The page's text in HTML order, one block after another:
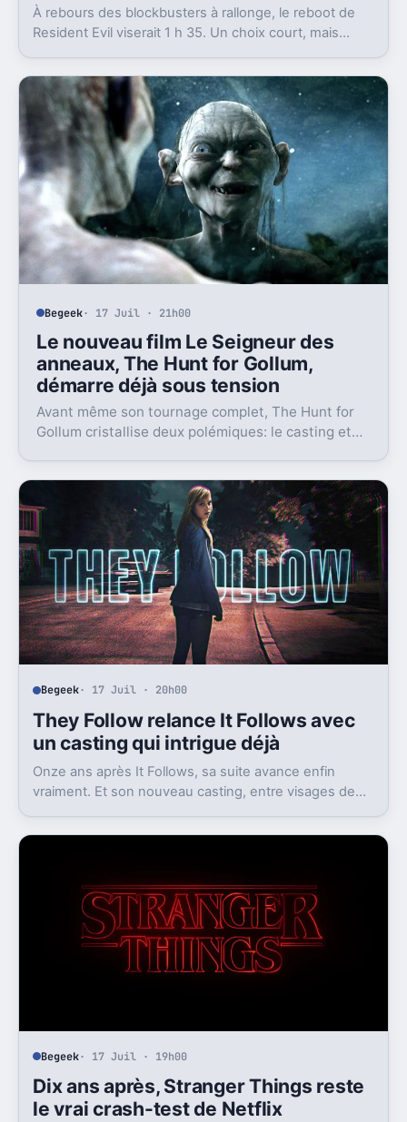
À rebours des blockbusters à rallonge, le reboot de
Resident Evil viserait 1 h 35. Un choix court, mais
Begeek· 17 Juil · 21h00
Le nouveau film Le Seigneur des
anneaux, The Hunt for Gollum,
démarre déjà sous tension
Avant même son tournage complet, The Hunt for
Gollum cristallise deux polémiques: le casting et
Begeek· 17 Juil · 20h00
They Follow relance It Follows avec
un casting qui intrigue déjà
Onze ans après It Follows, sa suite avance enfin
vraiment. Et son nouveau casting, entre visages de
Begeek· 17 Juil · 19h00
Dix ans après, Stranger Things reste
le vrai crash-test de Netflix